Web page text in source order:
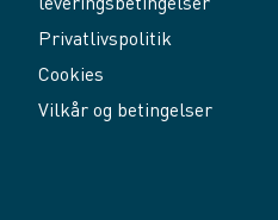
leveringsbetingelser
Privatlivspolitik
Cookies
Vilkår og betingelser